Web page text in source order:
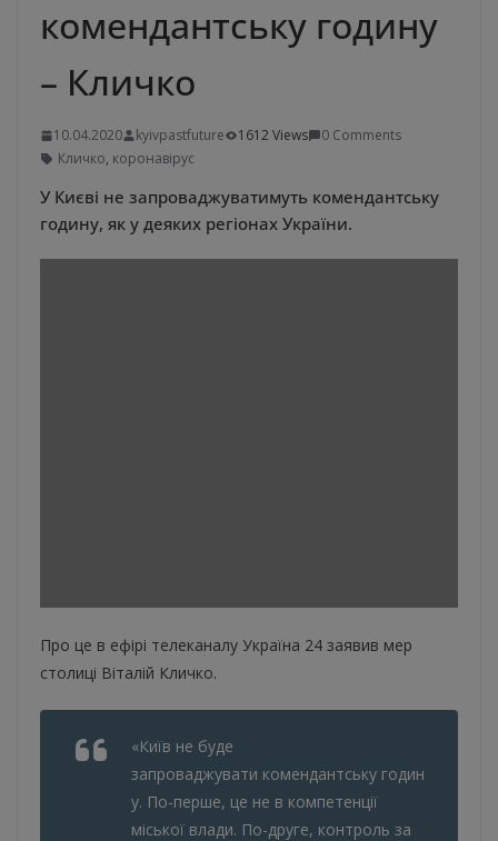
комендантську годину
– Кличко
10.04.2020 kyivpastfuture 1612 Views
0 Comments
Кличко, коронавірус
У Києві не запроваджуватимуть комендантську
годину, як у деяких регіонах України.
Про це в ефірі телеканалу Україна 24 заявив мер
столиці Віталій Кличко.
«Київ не буде
запроваджувати комендантську годин
у. По-перше, це не в компетенції
міської влади. По-друге, контроль за